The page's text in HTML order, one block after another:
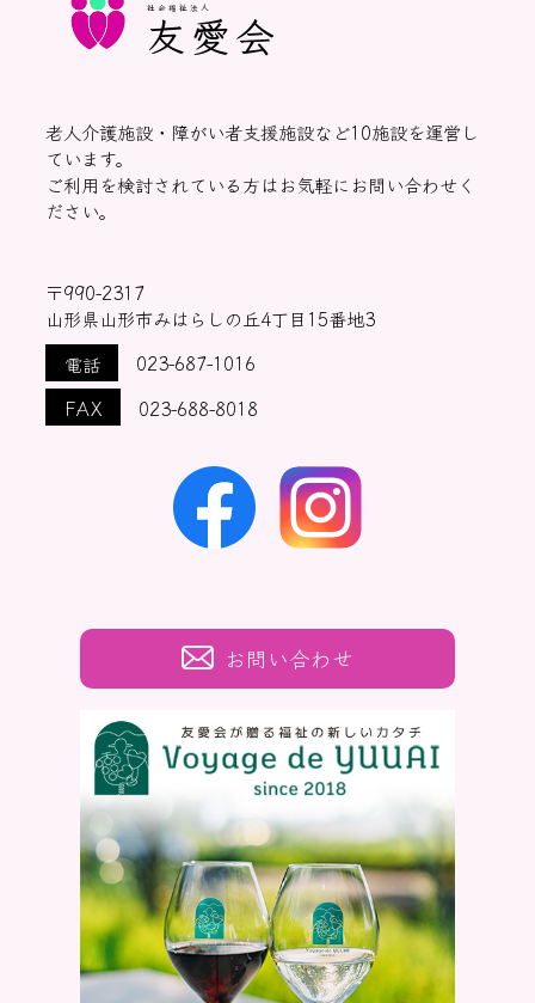
社会福祉法人
友愛会
老人介護施設・障がい者支援施設など10施設を運営し
ています。
ご利用を検討されている方はお気軽にお問い合わせく
ださい。
〒990-2317
山形県山形市みはらしの丘4丁目15番地3
電話
023-687-1016
FAX
023-688-8018
お問い合わせ